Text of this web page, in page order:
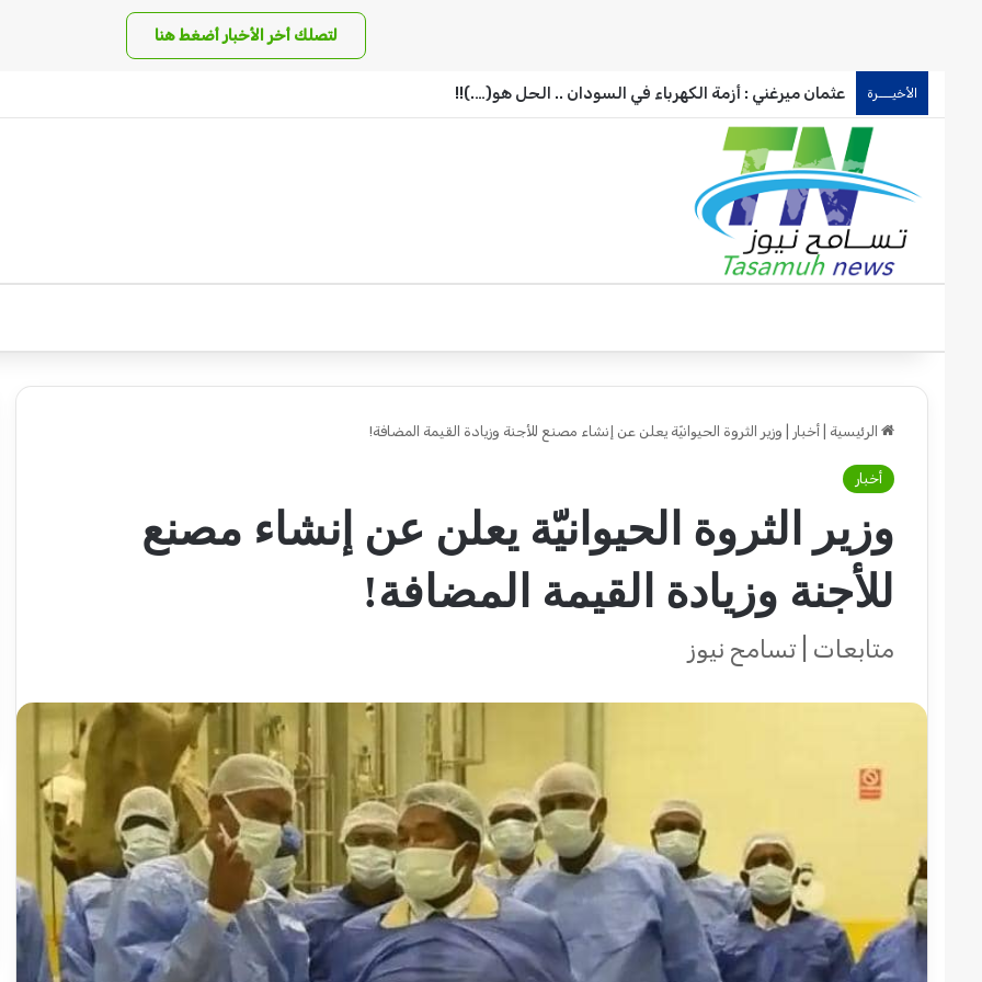
لتصلك أخر الأخبار أضغط هنا
الأخيـــرة عثمان ميرغني : أزمة الكهرباء في السودان .. الحل هو(….)!!
الرئيسية أخبار وزير الثروة الحيوانيّة يعلن عن إنشاء مصنع للأجنة وزيادة القيمة المضافة!
أخبار
وزير الثروة الحيوانيّة يعلن عن إنشاء مصنع
للأجنة وزيادة القيمة المضافة!
متابعات | تسامح نيوز